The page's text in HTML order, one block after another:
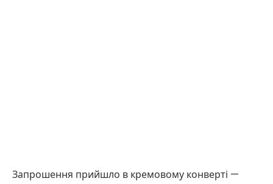
Запрошення прийшло в кремовому конверті —